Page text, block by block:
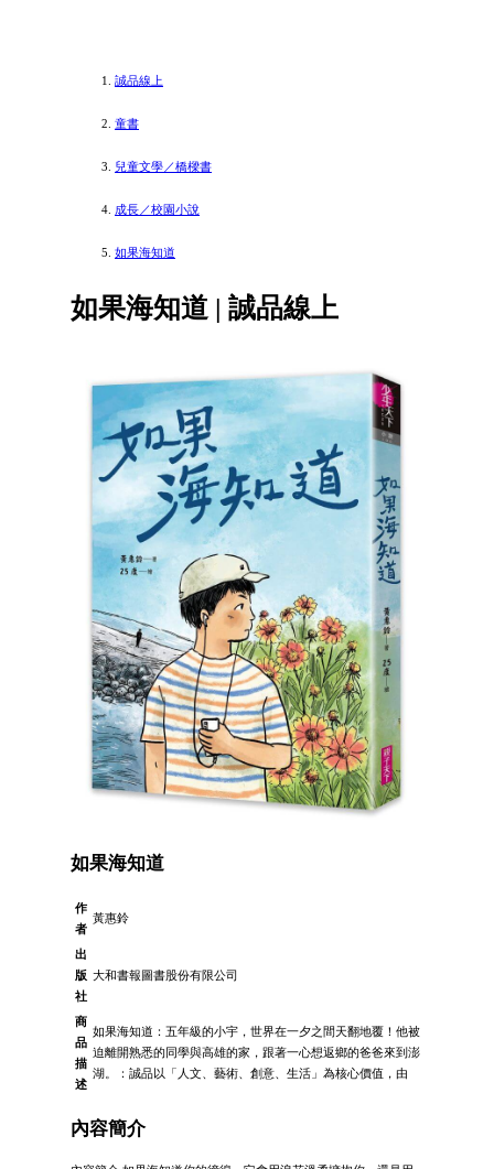
誠品線上
童書
兒童文學／橋樑書
成長／校園小說
如果海知道
如果海知道 | 誠品線上
如果海知道
作
者
黃惠鈴
出
版
社
大和書報圖書股份有限公司
商
品
描
述
如果海知道：五年級的小宇，世界在一夕之間天翻地覆！他被
迫離開熟悉的同學與高雄的家，跟著一心想返鄉的爸爸來到澎
湖。：誠品以「人文、藝術、創意、生活」為核心價值，由
內容簡介